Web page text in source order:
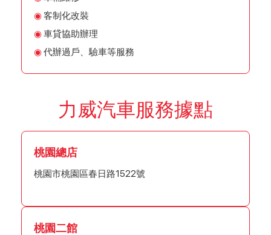
客制化改裝
車貸協助辦理
代辦過戶、驗車等服務
力威汽車服務據點
桃園總店
桃園市桃園區春日路1522號
桃園二館